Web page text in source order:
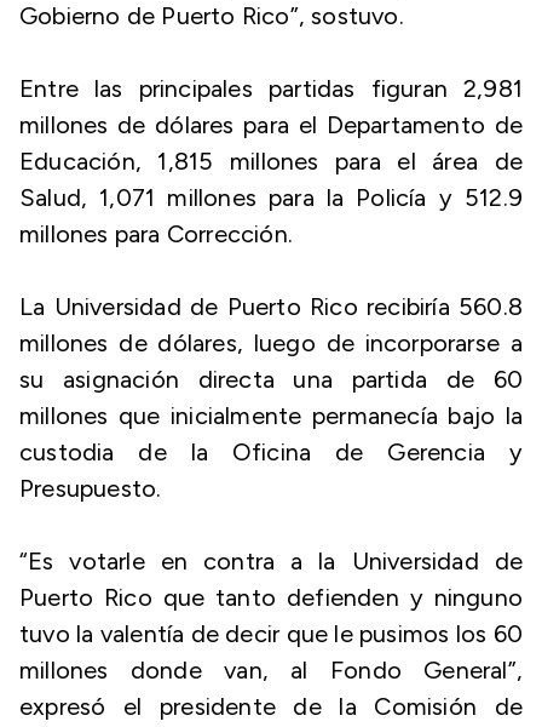
Gobierno de Puerto Rico”, sostuvo.
Entre las principales partidas figuran 2,981
millones de dólares para el Departamento de
Educación, 1,815 millones para el área de
Salud, 1,071 millones para la Policía y 512.9
millones para Corrección.
La Universidad de Puerto Rico recibiría 560.8
millones de dólares, luego de incorporarse a
su asignación directa una partida de 60
millones que inicialmente permanecía bajo la
custodia de la Oficina de Gerencia y
Presupuesto.
“Es votarle en contra a la Universidad de
Puerto Rico que tanto defienden y ninguno
tuvo la valentía de decir que le pusimos los 60
millones donde van, al Fondo General”,
expresó el presidente de la Comisión de